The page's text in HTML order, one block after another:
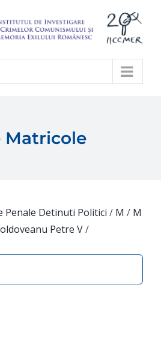
Matricole
Penale Detinuti Politici / M / M
Petre V/